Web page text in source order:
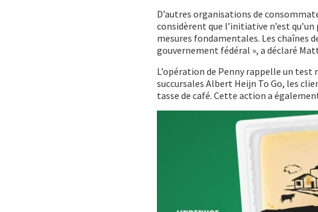
D’autres organisations de
considèrent que l’initiative n’est
mesures fondamentales. Les chaînes
gouvernement fédéral », a déclaré
L’opération de Penny rappelle un test
succursales Albert Heijn To Go, les
tasse de café. Cette action a